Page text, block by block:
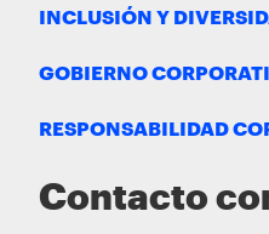
INCLUSIÓN Y
GOBIERNO
RESPONSABILIDAD
Contacto